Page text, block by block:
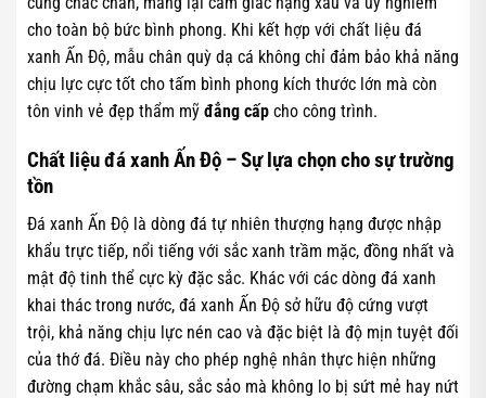
cho toàn bộ bức bình phong. Khi kết hợp với chất liệu đá
xanh Ấn Độ, mẫu chân quỳ dạ cá không chỉ đảm bảo khả năng
chịu lực cực tốt cho tấm bình phong kích thước lớn mà còn
tôn vinh vẻ đẹp thẩm mỹ đẳng cấp cho công trình.
Chất liệu đá xanh Ấn Độ – Sự lựa chọn cho sự trường
tồn
Đá xanh Ấn Độ là dòng đá tự nhiên thượng hạng được nhập
khẩu trực tiếp, nổi tiếng với sắc xanh trầm mặc, đồng nhất và
mật độ tinh thể cực kỳ đặc sắc. Khác với các dòng đá xanh
khai thác trong nước, đá xanh Ấn Độ sở hữu độ cứng vượt
trội, khả năng chịu lực nén cao và đặc biệt là độ mịn tuyệt đối
của thớ đá. Điều này cho phép nghệ nhân thực hiện những
đường chạm khắc sâu, sắc sảo mà không lo bị sứt mẻ hay nứt